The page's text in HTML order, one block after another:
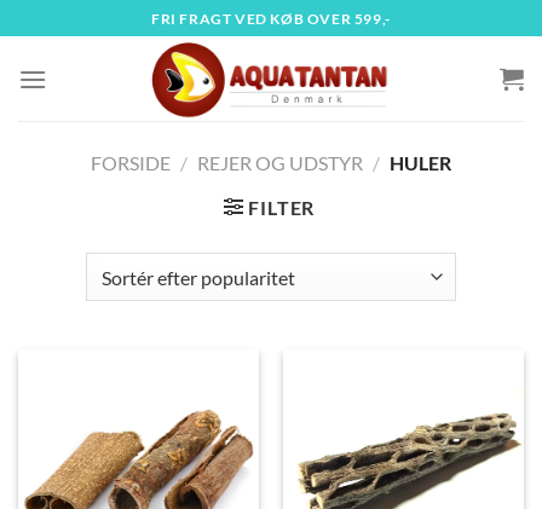
til
indhold
FRI FRAGT VED KØB OVER 599,-
FORSIDE / REJER OG UDSTYR / HULER
FILTER